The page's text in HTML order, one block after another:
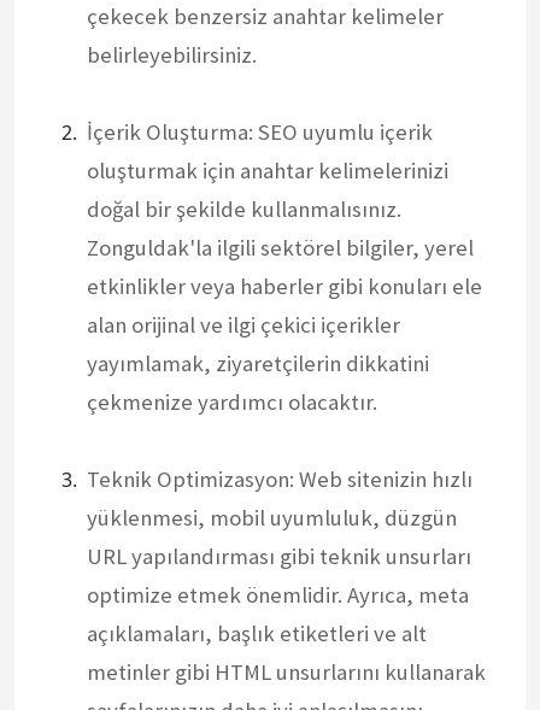
çekecek benzersiz anahtar kelimeler
belirleyebilirsiniz.
İçerik Oluşturma: SEO uyumlu içerik
oluşturmak için anahtar kelimelerinizi
doğal bir şekilde kullanmalısınız.
Zonguldak'la ilgili sektörel bilgiler, yerel
etkinlikler veya haberler gibi konuları ele
alan orijinal ve ilgi çekici içerikler
yayımlamak, ziyaretçilerin dikkatini
çekmenize yardımcı olacaktır.
Teknik Optimizasyon: Web sitenizin hızlı
yüklenmesi, mobil uyumluluk, düzgün
URL yapılandırması gibi teknik unsurları
optimize etmek önemlidir. Ayrıca, meta
açıklamaları, başlık etiketleri ve alt
metinler gibi HTML unsurlarını kullanarak